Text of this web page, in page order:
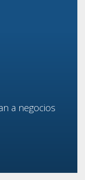
a negocios